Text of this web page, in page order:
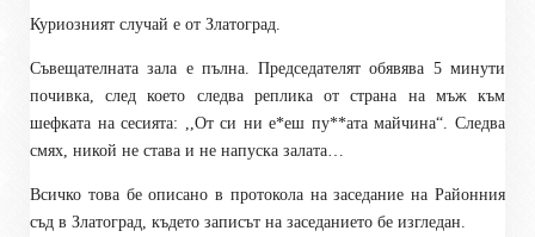
Куриозният случай е от Златоград.
Съвещателната зала е пълна. Председателят обявява 5 минути
почивка, след което следва реплика от страна на мъж към
шефката на сесията: ,,От си ни е*еш пу**ата майчина“. Следва
смях, никой не става и не напуска залата…
Всичко това бе описано в протокола на заседание на Районния
съд в Златоград, където записът на заседанието бе изгледан.